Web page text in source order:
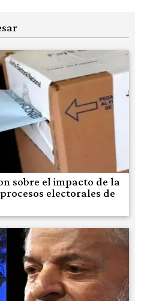
sobre el impacto de la
electorales de